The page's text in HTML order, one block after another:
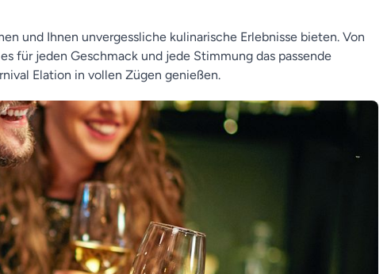
und Ihnen unvergessliche kulinarische Erlebnisse bieten. Von
für jeden Geschmack und jede Stimmung das passende
Elation in vollen Zügen genießen.